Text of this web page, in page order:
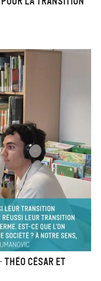
Théo César et